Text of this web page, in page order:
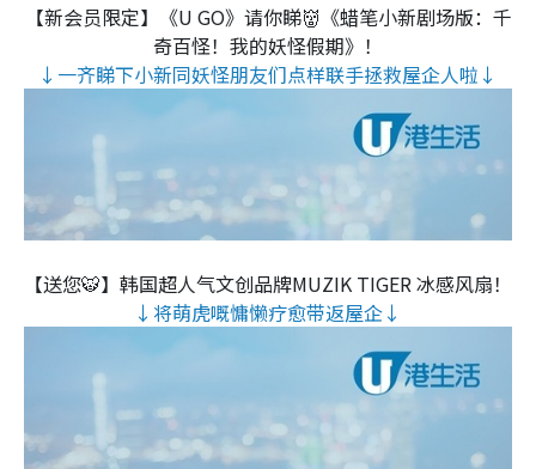
【新会员限定】《U GO》请你睇👹《蜡笔小新剧场版：千
奇百怪！我的妖怪假期》！
↓一齐睇下小新同妖怪朋友们点样联手拯救屋企人啦↓
【送您🐯】韩国超人气文创品牌MUZIK TIGER 冰感风扇！
↓将萌虎嘅慵懒疗愈带返屋企↓